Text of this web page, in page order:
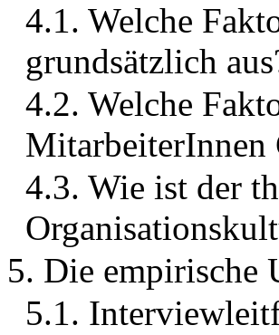
4.1. Welche
grundsätzlich
4.2. Welche
MitarbeiterInnen
4.3. Wie ist der
5. Die empirische
5.1.